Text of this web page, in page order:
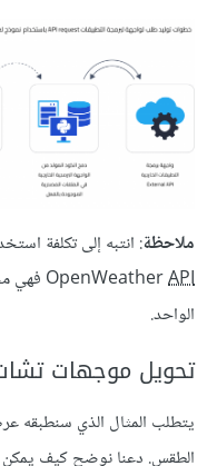
ملاحظة: انتبه إلى تكلفة
OpenWeatherAPI
الواحد.
تحويل موجهات
يتطلب المثال الذي سنطبقه